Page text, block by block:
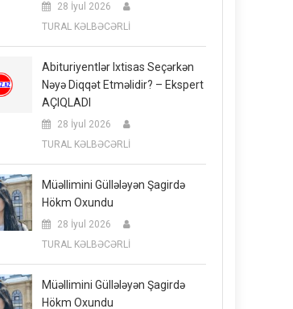
28 İyul 2026
TURAL KƏLBƏCƏRLİ
Abituriyentlər Ixtisas Seçərkən
Nəyə Diqqət Etməlidir? – Ekspert
AÇIQLADI
28 İyul 2026
TURAL KƏLBƏCƏRLİ
Müəllimini Güllələyən Şagirdə
Hökm Oxundu
28 İyul 2026
TURAL KƏLBƏCƏRLİ
Müəllimini Güllələyən Şagirdə
Hökm Oxundu